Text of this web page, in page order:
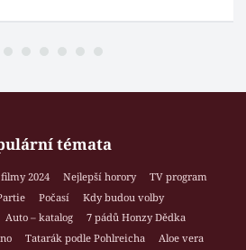
témata
2024 Nejlepší horory
TV program
Počasí
Kdy budou volby
Auto – katalog
7 pádů Honzy Dědka
Tatarák podle Pohlreicha
Aloe vera